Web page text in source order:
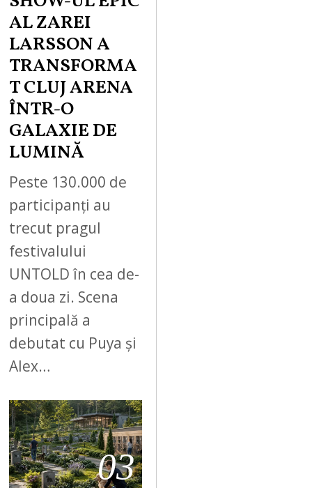
AL ZAREI
LARSSON A
TRANSFORMA
T CLUJ ARENA
ÎNTR-O
GALAXIE DE
LUMINĂ
Peste 130.000 de
participanți au
trecut pragul
festivalului
UNTOLD în cea de-
a doua zi. Scena
principală a
debutat cu Puya și
Alex…
03